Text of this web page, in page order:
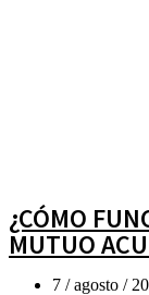
¿CÓMO
MUTUO
7 / agosto /